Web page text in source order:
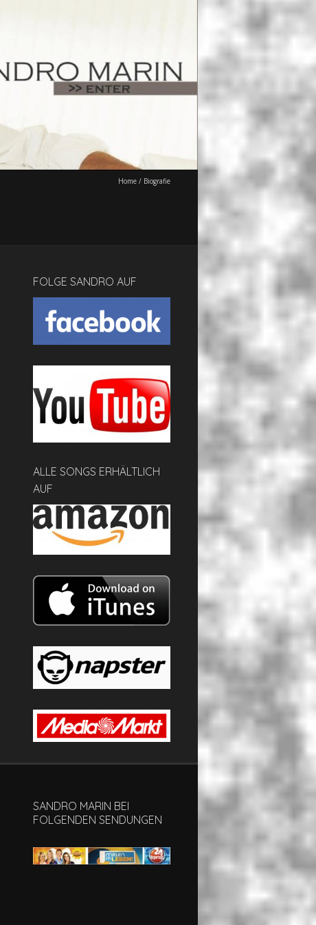
Home / Biografie
FOLGE SANDRO AUF
ALLE SONGS ERHÄLTLICH
AUF
SANDRO MARIN BEI
FOLGENDEN SENDUNGEN